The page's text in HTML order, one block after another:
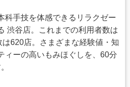
科手技を体感できるリラクゼー
渋谷店。これまでの利用者数は
620店。さまざまな経験値・知
ィーの高いもみほぐしを、60分